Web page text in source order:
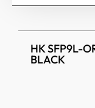
HK SFP9L-
BLACK